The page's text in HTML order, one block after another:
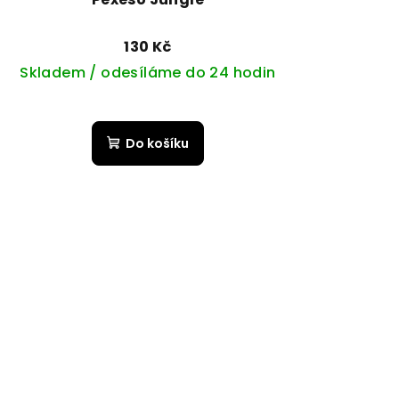
130 Kč
Skladem / odesíláme do 24 hodin
Do košíku